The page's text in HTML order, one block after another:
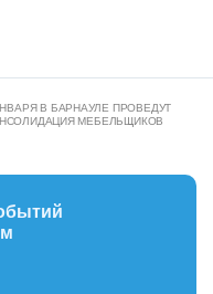
В БАРНАУЛЕ ПРОВЕДУТ
МЕБЕЛЬЩИКОВ